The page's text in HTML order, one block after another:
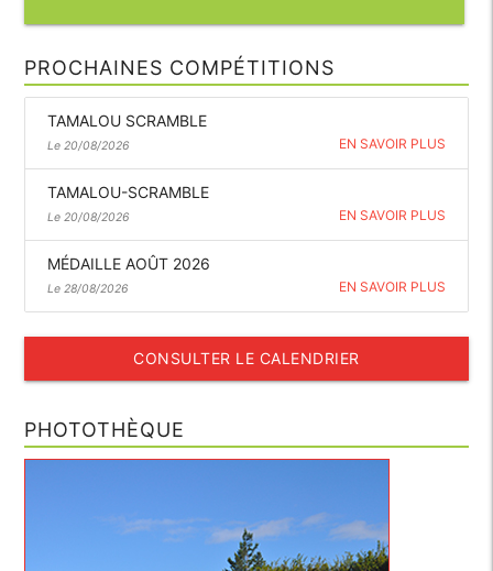
PROCHAINES COMPÉTITIONS
TAMALOU SCRAMBLE
Le 20/08/2026 EN SAVOIR PLUS
TAMALOU-SCRAMBLE
Le 20/08/2026 EN SAVOIR PLUS
MÉDAILLE AOÛT 2026
Le 28/08/2026 EN SAVOIR PLUS
CONSULTER LE CALENDRIER
PHOTOTHÈQUE